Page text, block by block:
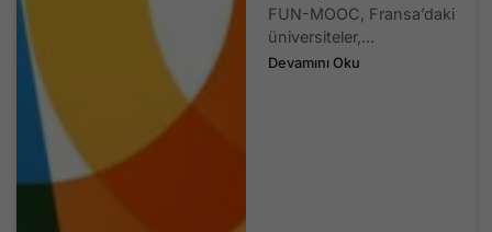
FUN-MOOC, Fransa’daki
üniversiteler,...
Devamını Oku